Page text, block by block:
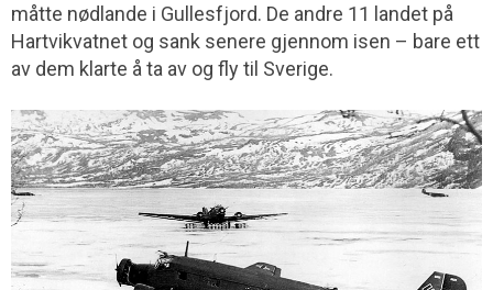
måtte nødlande i Gullesfjord. De andre 11 landet på
Hartvikvatnet og sank senere gjennom isen – bare ett
av dem klarte å ta av og fly til Sverige.